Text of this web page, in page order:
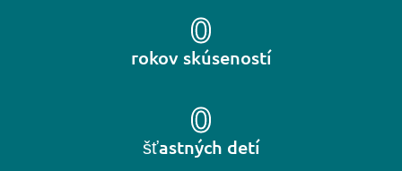
rokov skúseností
0
šťastných detí
0